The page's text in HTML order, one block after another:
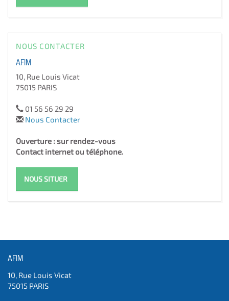
NOUS CONTACTER
AFIM
10, Rue Louis Vicat
75015 PARIS
01 56 56 29 29
Nous Contacter
Ouverture : sur rendez-vous
Contact internet ou téléphone.
NOUS SITUER
AFIM
10, Rue Louis Vicat
75015 PARIS